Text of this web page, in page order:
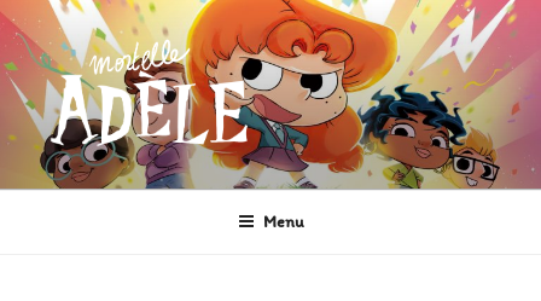
Aller
au
contenu
principal
MORTELLE ADÈLE
Héroïne de Bande dessinée
Menu